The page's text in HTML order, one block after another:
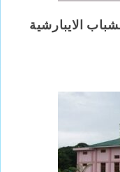
الايبارشية